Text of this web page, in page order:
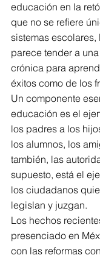
educación en la
que no se refiere
sistemas
parece tender a
crónica para
éxitos como de los
Un componente
educación es el
los padres a los
los alumnos, los
también, las
supuesto, está el
los ciudadanos
legislan y juzgan.
Los hechos
presenciado en
con las reformas